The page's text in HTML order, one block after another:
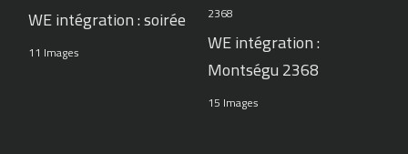
WE intégration : soirée
11 Images
WE intégration :
Montségu 2368
15 Images